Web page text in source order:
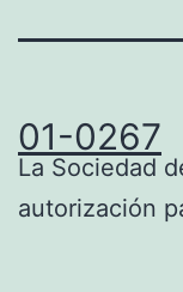
01-0267
La Sociedad
autorización